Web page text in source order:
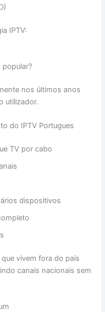
IPTV:
popular?
nos últimos anos
utilizador.
do IPTV Portugues
TV por cabo
dispositivos
vivem fora do país
canais nacionais sem